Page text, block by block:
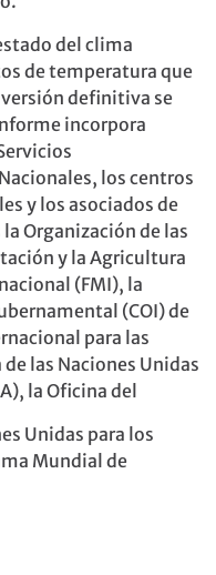
del clima
de temperatura que
versión definitiva se
incorpora
los centros
y los asociados de
Organización de las
y la Agricultura
(FMI), la
(COI) de
para las
las Naciones Unidas
la Oficina del
Unidas para los
Mundial de